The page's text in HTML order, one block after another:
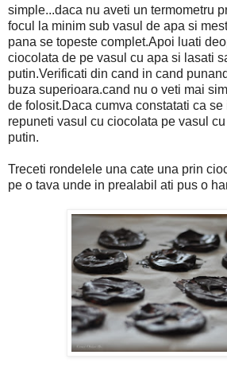
simple...daca nu aveti un termometru
focul la minim sub vasul de apa si
pana se topeste complet.Apoi luati
ciocolata de pe vasul cu apa si lasati
putin.Verificati din cand in cand
buza superioara.cand nu o veti mai
de folosit.Daca cumva constatati ca
repuneti vasul cu ciocolata pe vasul
putin.
Treceti rondelele una cate una prin
pe o tava unde in prealabil ati pus o